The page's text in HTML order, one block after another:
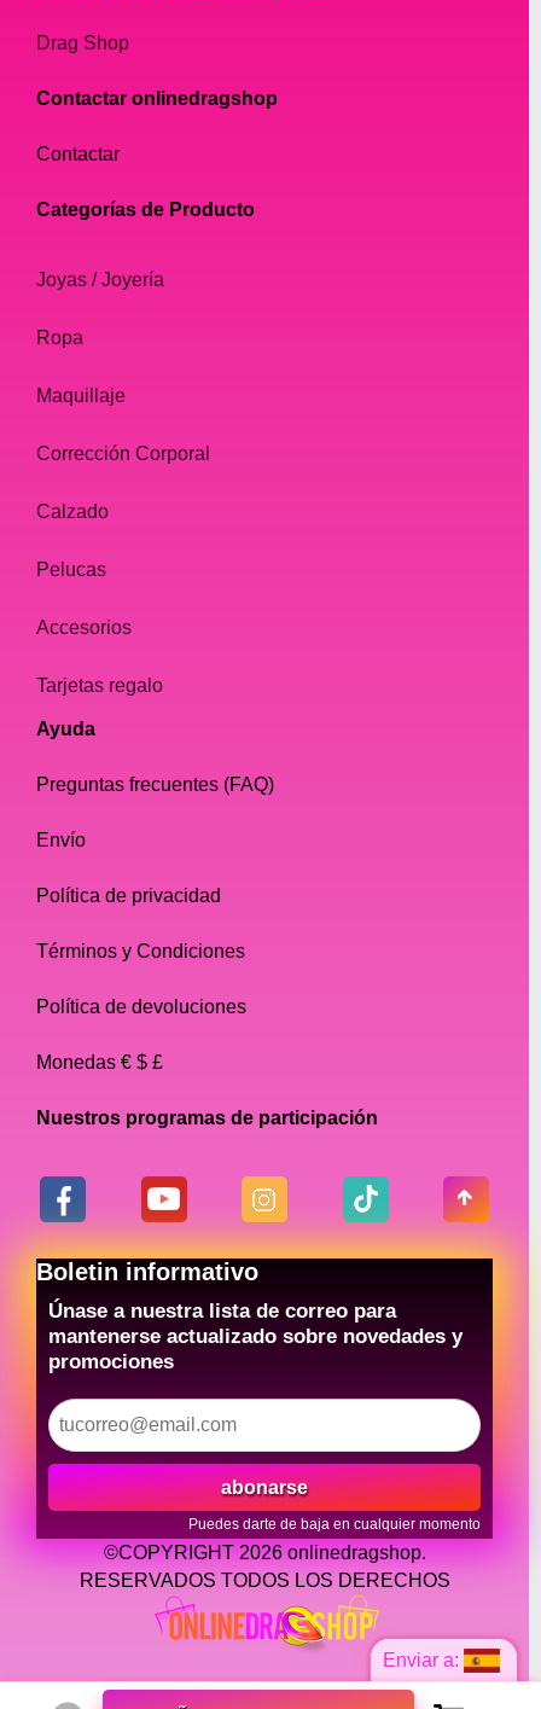
Enviar a:
Drag Shop
Contactar onlinedragshop
Contactar
Categorías de Producto
Joyas / Joyería
Ropa
Maquillaje
Corrección Corporal
Calzado
Pelucas
Accesorios
Tarjetas regalo
Ayuda
Preguntas frecuentes (FAQ)
Envío
Política de privacidad
Términos y Condiciones
Política de devoluciones
Monedas € $ £
Nuestros programas de participación
Boletin informativo
Únase a nuestra lista de correo para
mantenerse actualizado sobre novedades y
promociones
abonarse
Puedes darte de baja en cualquier momento
©COPYRIGHT 2026 onlinedragshop.
RESERVADOS TODOS LOS DERECHOS